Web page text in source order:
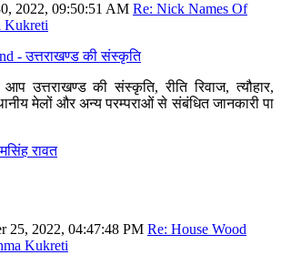
2022, 09:50:51 AM Re: Nick Names Of
Kukreti
- उत्तराखण्ड की संस्कृति
उत्तराखण्ड की संस्कृति, रीति रिवाज, त्यौहार,
मेलों और अन्य परम्पराओं से संबंधित जानकारी पा
रावत
25, 2022, 04:47:48 PM Re: House Wood
Kukreti